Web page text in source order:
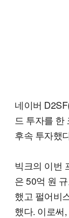
네이버
드 투자를 한
후속 투자했
빅크의 이번
은 50억 원
했고 펄어비
했다. 이로써